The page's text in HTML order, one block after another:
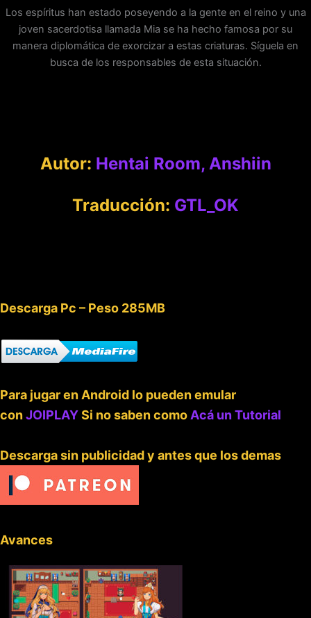
Los espíritus han estado poseyendo a la gente en el reino y una
joven sacerdotisa llamada Mia se ha hecho famosa por su
manera diplomática de exorcizar a estas criaturas. Síguela en
busca de los responsables de esta situación.​
Autor: Hentai Room, Anshiin
Traducción: GTL_OK
Descarga Pc – Peso 285MB
Para jugar en Android lo pueden emular
conJOIPLAYSi no saben como Acá un Tutorial
Descarga sin publicidad y antes que los demas
Avances